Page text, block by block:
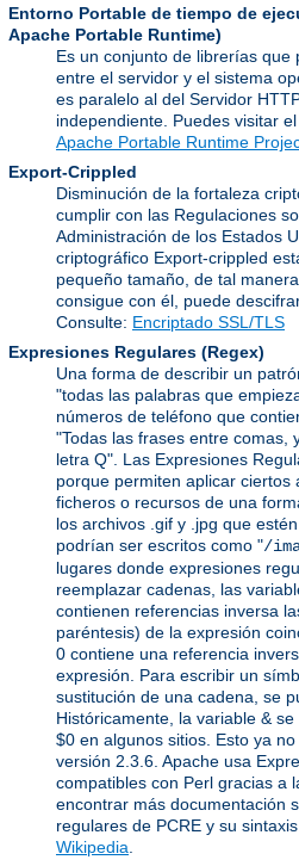
Entorno Portable de tiempo de
Apache Portable Runtime)
Es un conjunto de librerías
entre el servidor y el sistema
es paralelo al del Servidor
independiente. Puedes visitar
Apache Portable Runtime
Export-Crippled
Disminución de la fortaleza
cumplir con las Regulaciones
Administración de los Estados
criptográfico Export-crippled
pequeño tamaño, de tal
consigue con él, puede
Consulte: Encriptado SSL/TLS
Expresiones Regulares (Regex)
Una forma de describir un
"todas las palabras que
números de teléfono que
"Todas las frases entre comas,
letra Q". Las Expresiones
porque permiten aplicar ciertos
ficheros o recursos de una
los archivos .gif y .jpg que
podrían ser escritos como "/
lugares donde expresiones
reemplazar cadenas, las
contienen referencias inversa
paréntesis) de la expresión
0 contiene una referencia
expresión. Para escribir un
sustitución de una cadena, se
Históricamente, la variable &
$0 en algunos sitios. Esto ya
versión 2.3.6. Apache usa
compatibles con Perl gracias a
encontrar más documentación
regulares de PCRE y su
Wikipedia